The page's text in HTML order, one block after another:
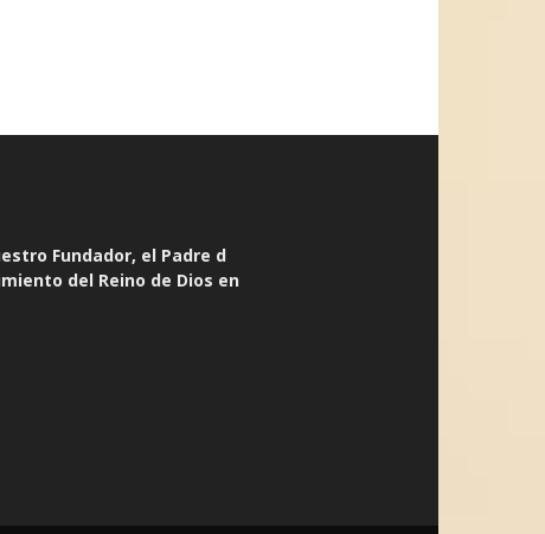
Fundador, el Padre d
del Reino de Dios en